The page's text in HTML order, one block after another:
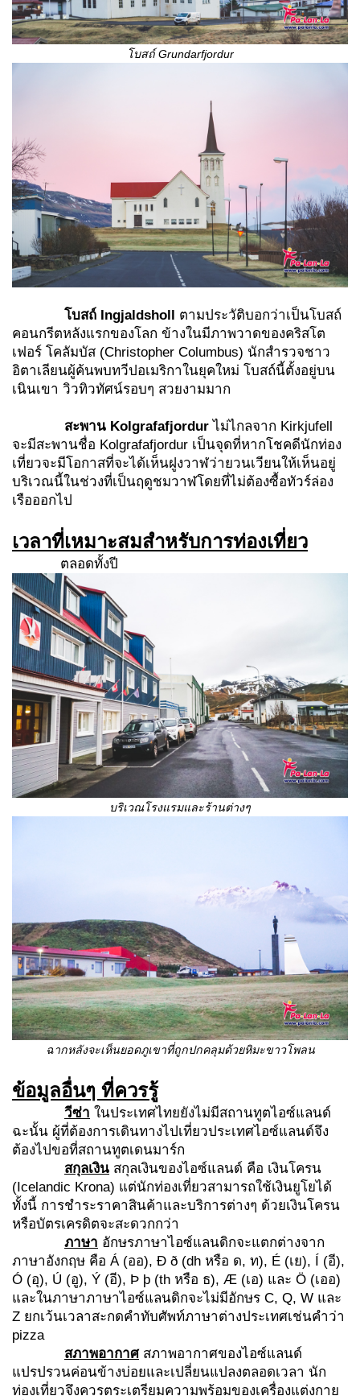
โบสถ์Grundarfjordur
โบสถ์ Ingjaldsholl ตามประวัติบอกว่าเป็นโบสถ์
คอนกรีตหลังแรกของโลก ข้างในมีภาพวาดของคริสโต
เฟอร์ โคลัมบัส (Christopher Columbus) นักสำรวจชาว
อิตาเลียนผู้ค้นพบทวีปอเมริกาในยุคใหม่ โบสถ์นี้ตั้งอยู่บน
เนินเขา วิวทิวทัศน์รอบๆ สวยงามมาก
สะพาน Kolgrafafjordur ไม่ไกลจาก Kirkjufell
จะมีสะพานชื่อ Kolgrafafjordur เป็นจุดที่หากโชคดีนักท่อง
เที่ยวจะมีโอกาสที่จะได้เห็นฝูงวาฬว่ายวนเวียนให้เห็นอยู่
บริเวณนี้ในช่วงที่เป็นฤดูชมวาฬโดยที่ไม่ต้องซื้อทัวร์ล่อง
เรือออกไป
เวลาที่เหมาะสมสำหรับการท่องเที่ยว
ตลอดทั้งปี
บริเวณโรงแรมและร้านต่างๆ
ฉากหลังจะเห็นยอดภูเขาที่ถูกปกคลุมด้วยหิมะขาวโพลน
ข้อมูลอื่นๆ ที่ควรรู้
วีซ่า ในประเทศไทยยังไม่มีสถานทูตไอซ์แลนด์
ฉะนั้น ผู้ที่ต้องการเดินทางไปเที่ยวประเทศไอซ์แลนด์จึง
ต้องไปขอที่สถานทูตเดนมาร์ก
สกุลเงิน สกุลเงินของไอซ์แลนด์ คือ เงินโครน
(Icelandic Krona) แต่นักท่องเที่ยวสามารถใช้เงินยูโยได้
ทั้งนี้ การชำระราคาสินค้าและบริการต่างๆ ด้วยเงินโครน
หรือบัตรเครดิตจะสะดวกกว่า
ภาษา อักษรภาษาไอซ์แลนดิกจะแตกต่างจาก
ภาษาอังกฤษ คือ Á (ออ), Ð ð (dh หรือ ด, ท), É (เย), Í (อี),
Ó (อุ), Ú (อู), Ý (อี), Þ þ (th หรือ ธ), Æ (เอ) และ Ö (เออ)
และในภาษาภาษาไอซ์แลนดิกจะไม่มีอักษร C, Q, W และ
Z ยกเว้นเวลาสะกดคำทับศัพท์ภาษาต่างประเทศเช่นคำว่า
pizza
สภาพอากาศสภาพอากาศของไอซ์แลนด์
แปรปรวนค่อนข้างบ่อยและเปลี่ยนแปลงตลอดเวลา นัก
ท่องเที่ยวจึงควรตระเตรียมความพร้อมของเครื่องแต่งกาย